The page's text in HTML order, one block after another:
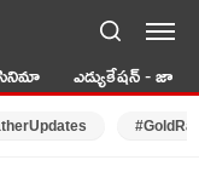
ఎడ్యుకేషన్ - జాబ్స్